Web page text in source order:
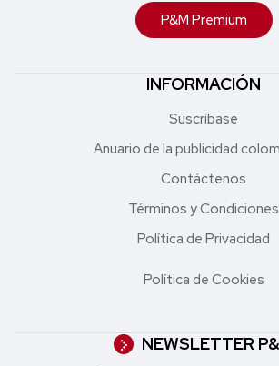
P&M Premium
INFORMACIÓN
Suscríbase
Anuario de la publicidad
Contáctenos
Términos y Condiciones
Política de Privacidad
Política de Cookies
NEWSLETTER